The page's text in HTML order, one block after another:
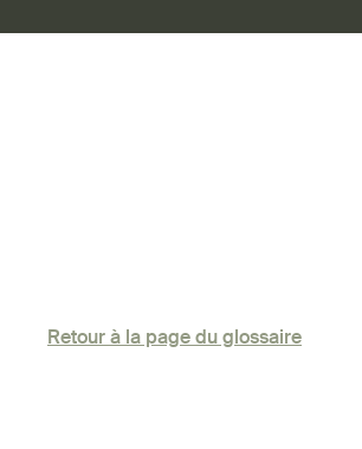
Retour à la page du glossaire